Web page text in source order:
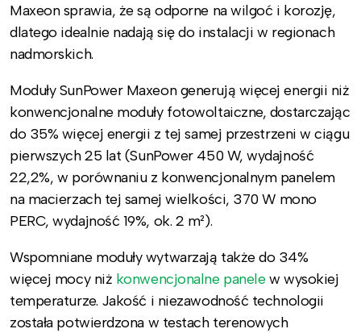
Maxeon sprawia, że są odporne na wilgoć i korozję,
dlatego idealnie nadają się do instalacji w regionach
nadmorskich.
Moduły SunPower Maxeon generują więcej energii niż
konwencjonalne moduły fotowoltaiczne, dostarczając
do 35% więcej energii z tej samej przestrzeni w ciągu
pierwszych 25 lat (SunPower 450 W, wydajność
22,2%, w porównaniu z konwencjonalnym panelem
na macierzach tej samej wielkości, 370 W mono
PERC, wydajność 19%, ok. 2 m²).
Wspomniane moduły wytwarzają także do 34%
więcej mocy niż konwencjonalne panelew wysokiej
temperaturze. Jakość i niezawodność technologii
została potwierdzona w testach terenowych